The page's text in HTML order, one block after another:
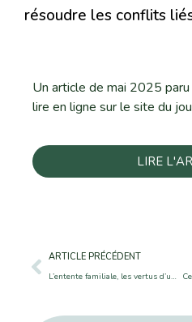
résoudre les conflits
Un article de mai 2025
lire en ligne sur le site du
LIRE
ARTICLE PRÉCÉDENT
L’entente familiale, les vertus d’un travail préventif